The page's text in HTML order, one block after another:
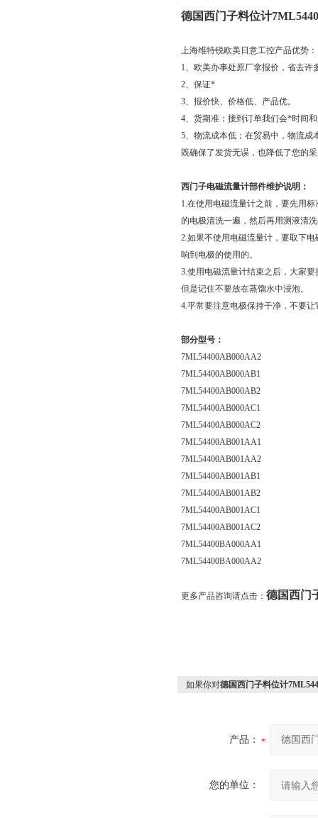
德国西门子料位计
上海维特锐欧美日意工控产品优势：
1、欧美办事处原厂拿报价，省去
2、保证*
3、报价快、价格低、产品优。
4、货期准；接到订单我们会*时间
5、物流成本低；在贸易中，物流成
既确保了发货无误，也降低了您的
西门子电磁流量计部件维护说明：
1.在使用电磁流量计之前，要先用
的电极清洗一遍，然后再用测液清
2.如果不使用电磁流量计，要取下
响到电极的使用的。
3.使用电磁流量计结束之后，大家
但是记住不要放在蒸馏水中浸泡。
4.平常要注意电极保持干净，不要
部分型号：
7ML54400AB000AA2
7ML54400AB000AB1
7ML54400AB000AB2
7ML54400AB000AC1
7ML54400AB000AC2
7ML54400AB001AA1
7ML54400AB001AA2
7ML54400AB001AB1
7ML54400AB001AB2
7ML54400AB001AC1
7ML54400AB001AC2
7ML54400BA000AA1
7ML54400BA000AA2
更多产品咨询请点击： 德国西门
如果你对德国西门子料位计
产品：
您的单位：